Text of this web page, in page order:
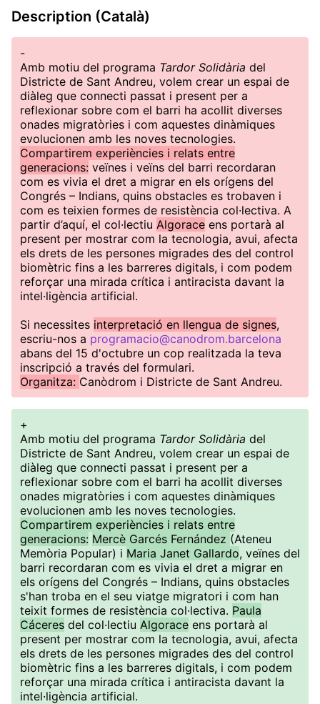
Description (Català)
-
Amb motiu del programa Tardor Solidària del
Districte de Sant Andreu, volem crear un espai de
diàleg que connecti passat i present per a
reflexionar sobre com el barri ha acollit diverses
onades migratòries i com aquestes dinàmiques
evolucionen amb les noves tecnologies.
Compartirem experiències i relats entre
generacions: veïnes i veïns del barri recordaran
com es vivia el dret a migrar en els orígens del
Congrés – Indians, quins obstacles es trobaven i
com es teixien formes de resistència col·lectiva. A
partir d’aquí, el col·lectiu Algorace ens portarà al
present per mostrar com la tecnologia, avui, afecta
els drets de les persones migrades des del control
biomètric fins a les barreres digitals, i com podem
reforçar una mirada crítica i antiracista davant la
intel·ligència artificial.
Si necessites interpretació en llengua de signes,
escriu-nos a programacio@canodrom.barcelona
abans del 15 d'octubre un cop realitzada la teva
inscripció a través del formulari.
Organitza: Canòdrom i Districte de Sant Andreu.
+
Amb motiu del programa Tardor Solidària del
Districte de Sant Andreu, volem crear un espai de
diàleg que connecti passat i present per a
reflexionar sobre com el barri ha acollit diverses
onades migratòries i com aquestes dinàmiques
evolucionen amb les noves tecnologies.
Compartirem experiències i relats entre
generacions: Mercè Garcés Fernández (Ateneu
Memòria Popular) i Maria Janet Gallardo, veïnes del
barri recordaran com es vivia el dret a migrar en
els orígens del Congrés – Indians, quins obstacles
s'han troba en el seu viatge migratori i com han
teixit formes de resistència col·lectiva. Paula
Cáceres del col·lectiu Algorace ens portarà al
present per mostrar com la tecnologia, avui, afecta
els drets de les persones migrades des del control
biomètric fins a les barreres digitals, i com podem
reforçar una mirada crítica i antiracista davant la
intel·ligència artificial.